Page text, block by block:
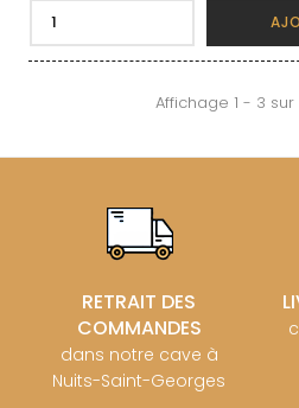
Affichage 1 - 3
RETRAIT DES
COMMANDES
dans notre cave à
Nuits-Saint-Georges